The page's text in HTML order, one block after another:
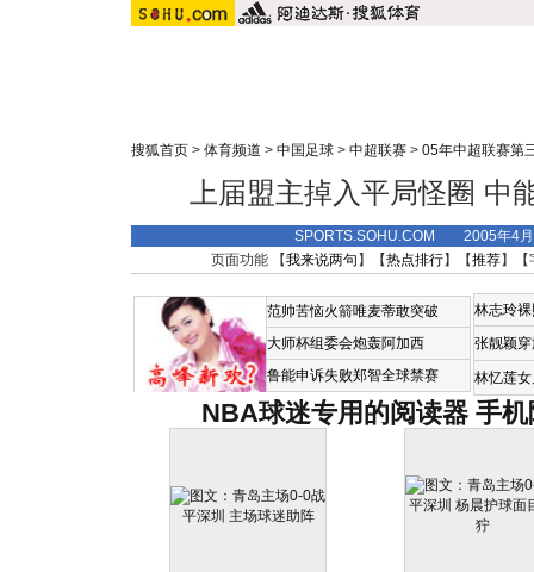
搜狐首页 > 体育频道 > 中国足球 > 中超联赛 > 05年中超联赛第
上届盟主掉入平局怪圈 中
SPORTS.SOHU.COM 2005年4
页面功能 【我来说两句 】【热点排行】【推荐】【
范帅苦恼火箭唯麦蒂敢突破
大师杯组委会炮轰阿加西
鲁能申诉失败郑智全球禁赛
林志玲
张靓颖
林忆莲
NBA球迷专用的阅读器 手